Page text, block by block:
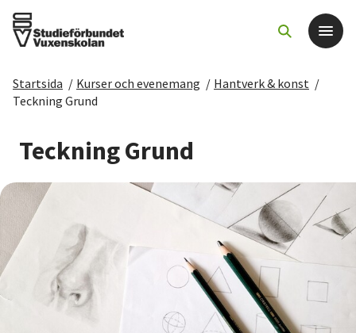
Det här gör vi
För dig som
Sök kurser och evenemang
Om SV
Starta studiecirkel
Cirkelledare
Startsida / Kurser och evenemang / Hantverk & konst /
Teckning Grund
Teckning Grund